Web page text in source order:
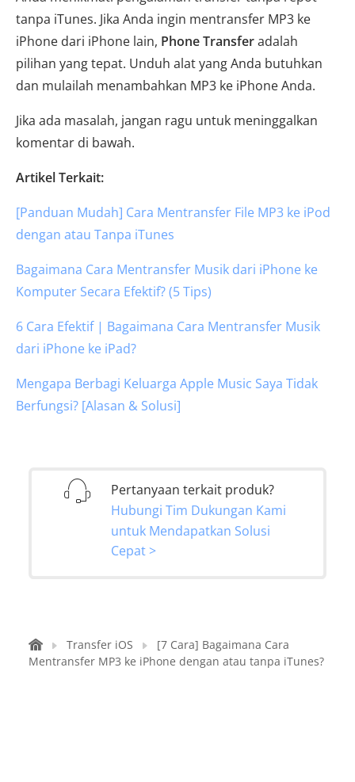
tanpa iTunes. Jika Anda ingin mentransfer MP3 ke
iPhone dari iPhone lain, Phone Transferadalah
pilihan yang tepat. Unduh alat yang Anda butuhkan
dan mulailah menambahkan MP3 ke iPhone Anda.
Jika ada masalah, jangan ragu untuk meninggalkan
komentar di bawah.
Artikel Terkait:
[Panduan Mudah] Cara Mentransfer File MP3 ke iPod
dengan atau Tanpa iTunes
Bagaimana Cara Mentransfer Musik dari iPhone ke
Komputer Secara Efektif? (5 Tips)
6 Cara Efektif | Bagaimana Cara Mentransfer Musik
dari iPhone ke iPad?
Mengapa Berbagi Keluarga Apple Music Saya Tidak
Berfungsi? [Alasan & Solusi]
Pertanyaan terkait produk?
Hubungi Tim Dukungan Kami
untuk Mendapatkan Solusi
Cepat >
Transfer iOS
[7 Cara] Bagaimana Cara
Mentransfer MP3 ke iPhone dengan atau tanpa iTunes?